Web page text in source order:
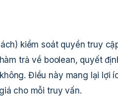
kiểm soát quyền truy
trả về boolean, quyết
Điều này mang lại lợi
cho mỗi truy vấn.